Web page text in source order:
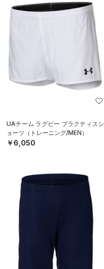
UAチーム ラグビー プラクティスシ
ョーツ（トレーニング/MEN）
￥6,050